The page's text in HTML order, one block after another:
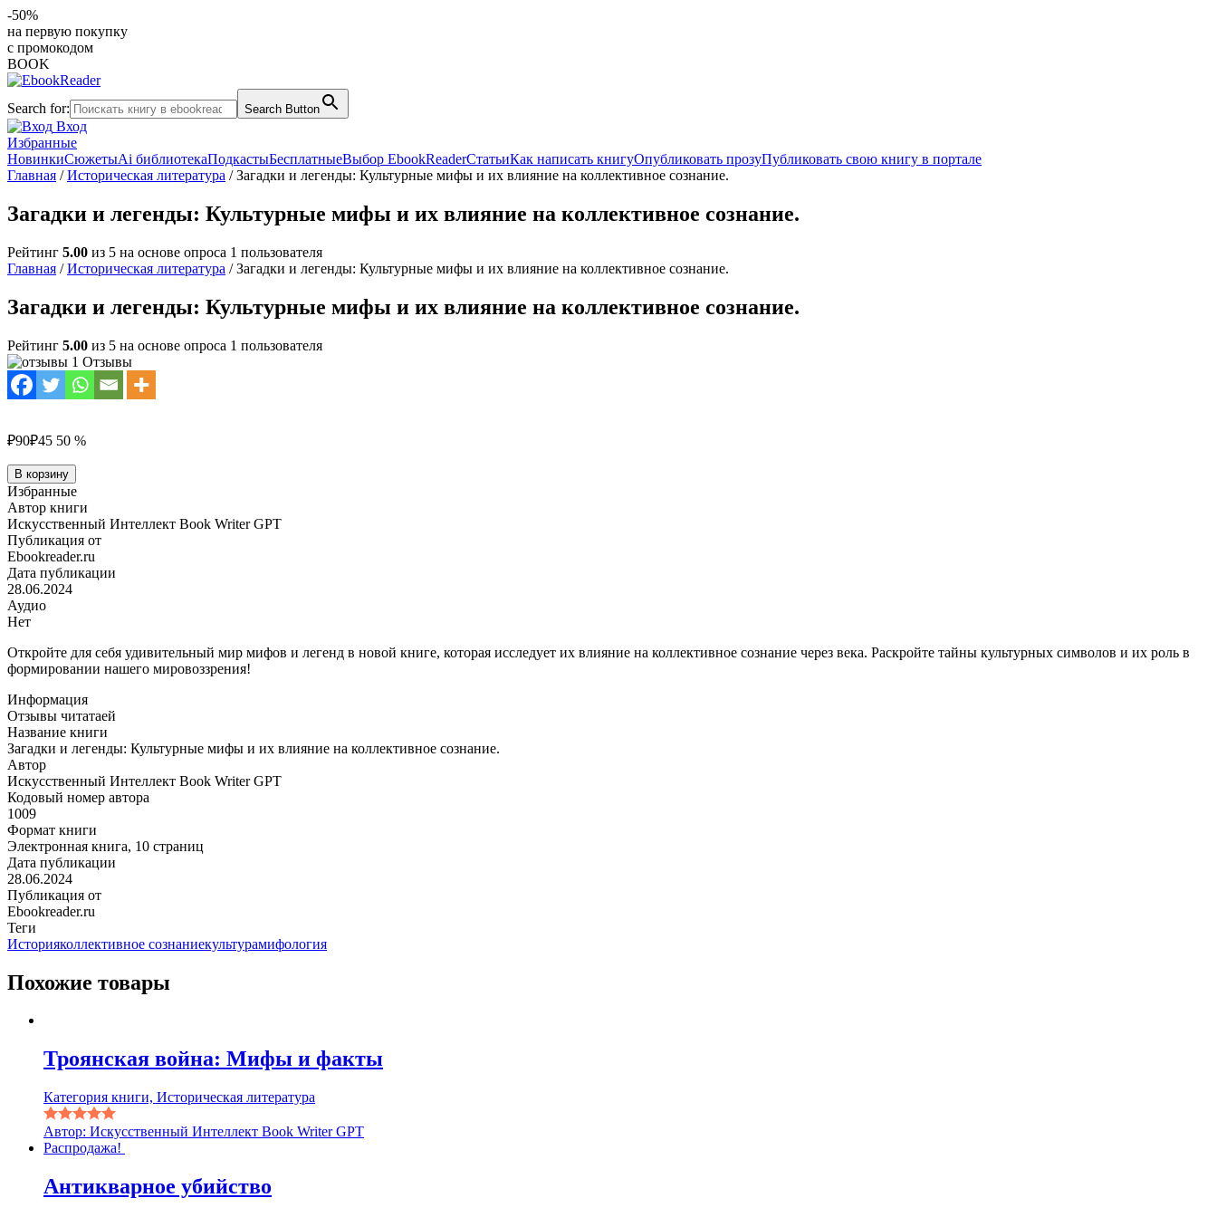
-50%
на первую покупку
с промокодом
BOOK
Search for: Search Button
Вход
Избранные
НовинкиСюжетыAi библиотекаПодкастыБесплатныеВыбор EbookReaderСтатьиКак написать книгуОпубликовать прозуПубликовать свою книгу в портале
Главная /Историческая литература / Загадки и легенды: Культурные мифы и их влияние на коллективное сознание.
Загадки и легенды: Культурные мифы и их влияние на коллективное сознание.
Рейтинг 5.00 из 5 на основе опроса 1 пользователя
Главная /Историческая литература / Загадки и легенды: Культурные мифы и их влияние на коллективное сознание.
Загадки и легенды: Культурные мифы и их влияние на коллективное сознание.
Рейтинг 5.00 из 5 на основе опроса 1 пользователя
1 Отзывы
₽90₽45 50 %
Количество
товара
Загадки
и
легенды:
Культурные
мифы
и
их
влияние
коллективное
сознание.
В корзину
Избранные
Автор книги
Искусственный Интеллект Book Writer GPT
Публикация от
Ebookreader.ru
Дата публикации
28.06.2024
Аудио
Нет
Откройте для себя удивительный мир мифов и легенд в новой книге, которая исследует их влияние на коллективное сознание через века. Раскройте тайны культурных символов и их роль в
формировании нашего мировоззрения!
Информация
Отзывы читатаей
Название книги
Загадки и легенды: Культурные мифы и их влияние на коллективное сознание.
Автор
Искусственный Интеллект Book Writer GPT
Кодовый номер автора
1009
Формат книги
Электронная книга, 10 страниц
Дата публикации
28.06.2024
Публикация от
Ebookreader.ru
Теги
Историяколлективное сознаниекультурамифология
Похожие товары
Троянская война: Мифы и факты
Категория книги, Историческая литература
Автор: Искусственный Интеллект Book Writer GPT
Распродажа!
Антикварное убийство